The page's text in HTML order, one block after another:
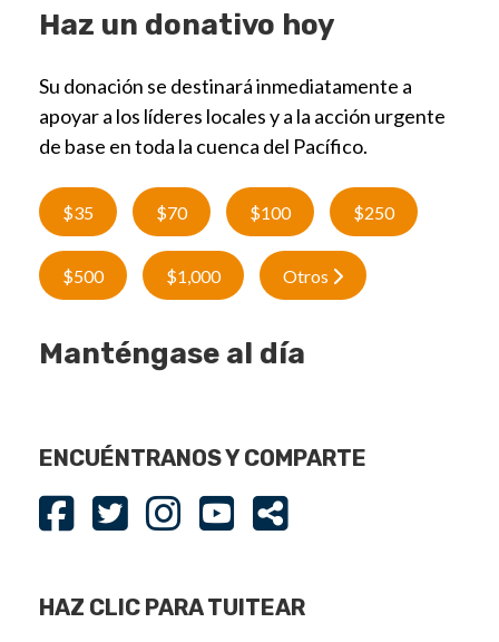
Haz un donativo hoy
Su donación se destinará inmediatamente a
apoyar a los líderes locales y a la acción urgente
de base en toda la cuenca del Pacífico.
$35 $70 $100 $250
$500 $1,000 Otros
Manténgase al día
ENCUÉNTRANOS Y COMPARTE
HAZ CLIC PARA TUITEAR